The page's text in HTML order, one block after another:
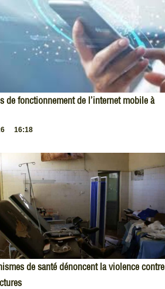
de fonctionnement de l’internet mobile à
16:18
de santé dénoncent la violence contre